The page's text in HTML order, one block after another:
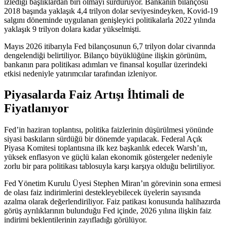
2018 başında yaklaşık 4,4 trilyon dolar seviyesindeyken, Kovid-19
salgını döneminde uygulanan genişleyici politikalarla 2022 yılında
yaklaşık 9 trilyon dolara kadar yükselmişti.
Mayıs 2026 itibarıyla Fed bilançosunun 6,7 trilyon dolar civarında
dengelendiği belirtiliyor. Bilanço büyüklüğüne ilişkin görünüm,
bankanın para politikası adımları ve finansal koşullar üzerindeki
etkisi nedeniyle yatırımcılar tarafından izleniyor.
Piyasalarda Faiz Artışı İhtimali de
Fiyatlanıyor
Fed’in haziran toplantısı, politika faizlerinin düşürülmesi yönünde
siyasi baskıların sürdüğü bir dönemde yapılacak. Federal Açık
Piyasa Komitesi toplantısına ilk kez başkanlık edecek Warsh’ın,
yüksek enflasyon ve güçlü kalan ekonomik göstergeler nedeniyle
zorlu bir para politikası tablosuyla karşı karşıya olduğu belirtiliyor.
Fed Yönetim Kurulu Üyesi Stephen Miran’ın görevinin sona ermesi
de olası faiz indirimlerini destekleyebilecek üyelerin sayısında
azalma olarak değerlendiriliyor. Faiz patikası konusunda halihazırda
görüş ayrılıklarının bulunduğu Fed içinde, 2026 yılına ilişkin faiz
indirimi beklentilerinin zayıfladığı görülüyor.